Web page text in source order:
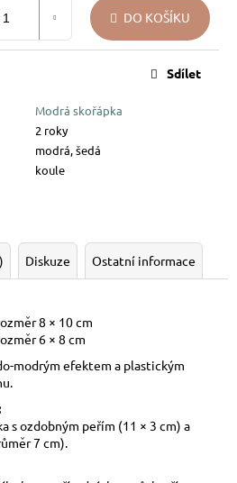
DO KOŠÍKU
Modrá skořápka
2 roky
modrá, šedá
koule
Sdílet
Diskuze Ostatní informace
8 × 10 cm
6 × 8 cm
modrým efektem a plastickým
s ozdobným peřím (11 × 3 cm) a
7 cm).